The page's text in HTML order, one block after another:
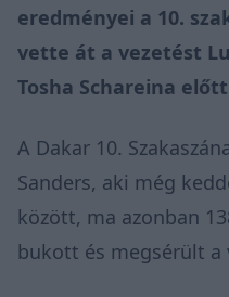
eredményei a 10.
vette át a vezetést
Tosha Schareina
A Dakar 10.
Sanders, aki még
között, ma azonban
bukott és megsérült a